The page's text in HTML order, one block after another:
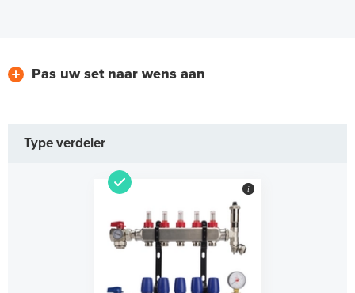
Pas uw set naar wens aan
Type verdeler
i